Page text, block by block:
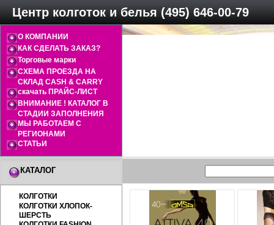
Центр колготок и белья (495) 646-00-79
О КОМПАНИИ
КАК СДЕЛАТЬ ЗАКАЗ?
Торговые марки
СХЕМА ПРОЕЗДА НА
СКЛАД CASH & CARRY
скачать ПРАЙС-ЛИСТ
ВНИМАНИЕ ! КАТАЛОГ В
СТАДИИ ЗАПОЛНЕНИЯ
МЫ РАБОТАЕМ С
РЕГИОНАМИ
СТАТЬИ
КАТАЛОГ
КОЛГОТКИ
КОЛГОТКИ ХЛОПОК-
ШЕРСТЬ